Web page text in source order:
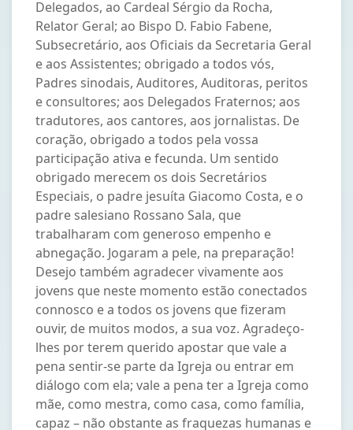
Delegados, ao Cardeal Sérgio da Rocha,
Relator Geral; ao Bispo D. Fabio Fabene,
Subsecretário, aos Oficiais da Secretaria Geral
e aos Assistentes; obrigado a todos vós,
Padres sinodais, Auditores, Auditoras, peritos
e consultores; aos Delegados Fraternos; aos
tradutores, aos cantores, aos jornalistas. De
coração, obrigado a todos pela vossa
participação ativa e fecunda. Um sentido
obrigado merecem os dois Secretários
Especiais, o padre jesuíta Giacomo Costa, e o
padre salesiano Rossano Sala, que
trabalharam com generoso empenho e
abnegação. Jogaram a pele, na preparação!
Desejo também agradecer vivamente aos
jovens que neste momento estão conectados
connosco e a todos os jovens que fizeram
ouvir, de muitos modos, a sua voz. Agradeço-
lhes por terem querido apostar que vale a
pena sentir-se parte da Igreja ou entrar em
diálogo com ela; vale a pena ter a Igreja como
mãe, como mestra, como casa, como família,
capaz – não obstante as fraquezas humanas e